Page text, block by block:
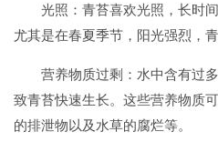
光照：青苔喜欢光照，长时
尤其是在春夏季节，阳光强烈，青
营养物质过剩：水中含有过
致青苔快速生长。这些营养物质
的排泄物以及水草的腐烂等。